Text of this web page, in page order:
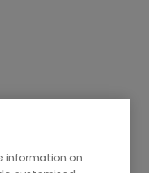
information on